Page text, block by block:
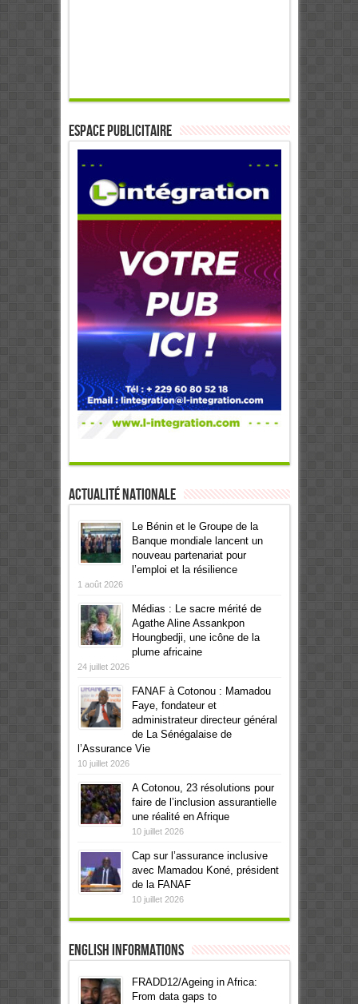
ESPACE PUBLICITAIRE
Actualité Nationale
Le Bénin et le Groupe de la
Banque mondiale lancent un
nouveau partenariat pour
l’emploi et la résilience
1 août 2026
Médias : Le sacre mérité de
Agathe Aline Assankpon
Houngbedji, une icône de la
plume africaine
24 juillet 2026
FANAF à Cotonou : Mamadou
Faye, fondateur et
administrateur directeur général
de La Sénégalaise de
l’Assurance Vie
10 juillet 2026
A Cotonou, 23 résolutions pour
faire de l’inclusion assurantielle
une réalité en Afrique
10 juillet 2026
Cap sur l’assurance inclusive
avec Mamadou Koné, président
de la FANAF
10 juillet 2026
English informations
FRADD12/Ageing in Africa:
From data gaps to